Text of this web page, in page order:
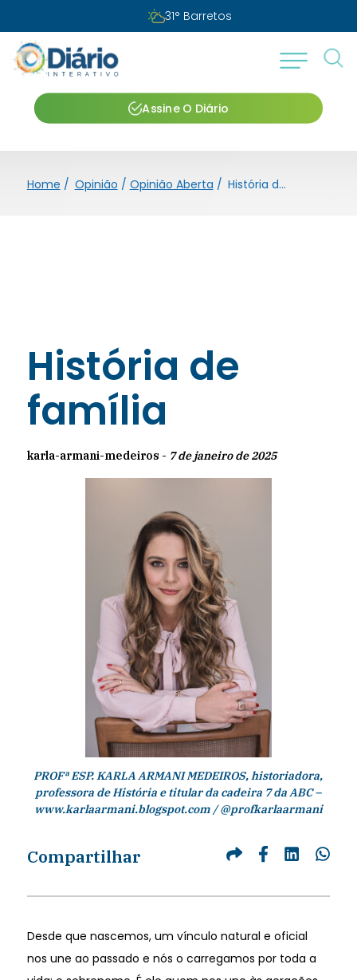
31° Barretos
Assine O Diário
Home / Opinião / Opinião Aberta / História de família
História de
família
karla-armani-medeiros - 7 de janeiro de 2025
PROFª ESP. KARLA ARMANI MEDEIROS, historiadora,
professora de História e titular da cadeira 7 da ABC –
www.karlaarmani.blogspot.com / @profkarlaarmani
Compartilhar
Desde que nascemos, um vínculo natural e oficial
nos une ao passado e nós o carregamos por toda a